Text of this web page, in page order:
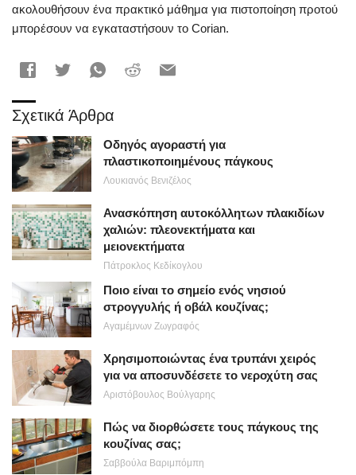
ακολουθήσουν ένα πρακτικό μάθημα για πιστοποίηση προτού
μπορέσουν να εγκαταστήσουν το Corian.
Σχετικά Άρθρα
Οδηγός αγοραστή για
πλαστικοποιημένους πάγκους
Λουκιανός Βενιζέλος
Ανασκόπηση αυτοκόλλητων πλακιδίων
χαλιών: πλεονεκτήματα και
μειονεκτήματα
Πάτροκλος Κεδίκογλου
Ποιο είναι το σημείο ενός νησιού
στρογγυλής ή οβάλ κουζίνας;
Αγαμέμνων Ζωγραφός
Χρησιμοποιώντας ένα τρυπάνι χειρός
για να αποσυνδέσετε το νεροχύτη σας
Αριστόβουλος Βούλγαρης
Πώς να διορθώσετε τους πάγκους της
κουζίνας σας;
Σαββούλα Βαριμπόμπη